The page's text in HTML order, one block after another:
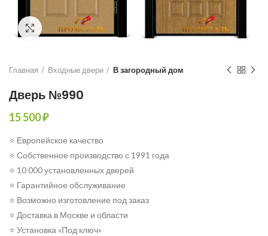
Click to enlarge
Главная Входные двери В загородный дом
Дверь №990
15 500₽
⭐ Европейское качество
⭐ Собственное производство с 1991 года
⭐ 10 000 установленных дверей
⭐ Гарантийное обслуживание
⭐ Возможно изготовление под заказ
⭐ Доставка в Москве и области
⭐ Установка «Под ключ»